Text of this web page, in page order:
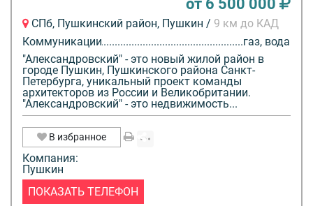
от 6 500 000
СПб, Пушкинский район, Пушкин / 9 км до КАД
Коммуникации
газ, вода
"Александровский" - это новый жилой район в
городе Пушкин, Пушкинского района Санкт-
Петербурга, уникальный проект команды
архитекторов из России и Великобритании.
"Александровский" - это недвижимость...
В избранное
Компания:
Пушкин
ПОКАЗАТЬ ТЕЛЕФОН